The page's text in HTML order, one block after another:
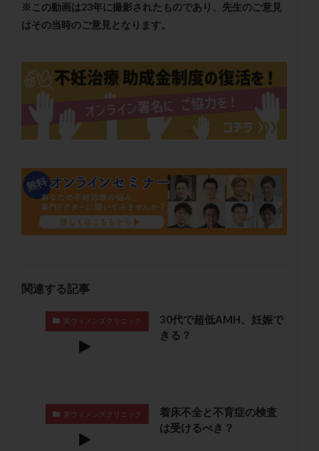
※この動画は23年に撮影されたものであり、先生のご意見
はその当時のご意見となります。
関連する記事
英ウィメンズクリニック
30代で超低AMH、妊娠で
きる？
英ウィメンズクリニック
着床不全と不育症の検査
は受けるべき？
卵の数
卵の質 卵の輸送
卵子
卵巣多孔
卵巣年齢 卵巣機能
卵巣機能不全
卵巣機能低下
卵巣過剰刺激症候群
卵管
卵管切除
卵管卵巣膿瘍 卵管水腫
卵管狭窄
反復流産
反復着床不全 受精
受精卵
受精卵凍結
受精率 受精障害 喫煙
培養
培養士
基礎体温 基礎体温表
変形卵
妊娠リスク
妊娠率
妊娠継続 妊娠継続率
妊活
妊活デビュー
妊活再開
子宮内膜異型増殖症
子宮内膜症
子宮内膜症性嚢胞
子宮卵管造影検査